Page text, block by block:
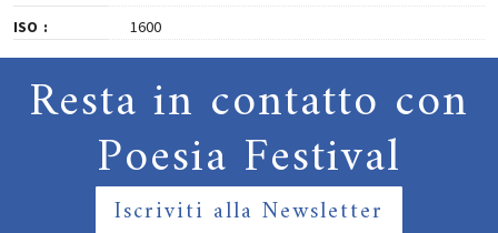
ISO
1600
Resta in contatto con
Poesia Festival
Iscriviti alla Newsletter